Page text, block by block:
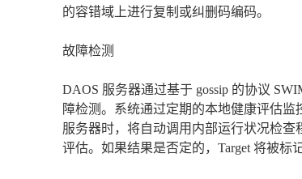
的容错域上进行复制或纠删码编码。
故障检测
DAOS 服务器通过基于 gossip 的协议
障检测。系统通过定期的本地健康评估监
服务器时，将自动调用内部运行状况检
评估。如果结果是否定的，Target 将被标